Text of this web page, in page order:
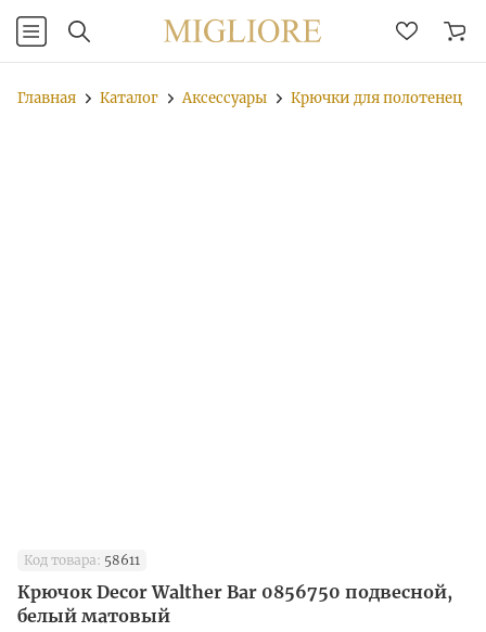
Главная Каталог Аксессуары Крючки для полотенец
Код товара: 58611
Крючок Decor Walther Bar 0856750 подвесной,
белый матовый